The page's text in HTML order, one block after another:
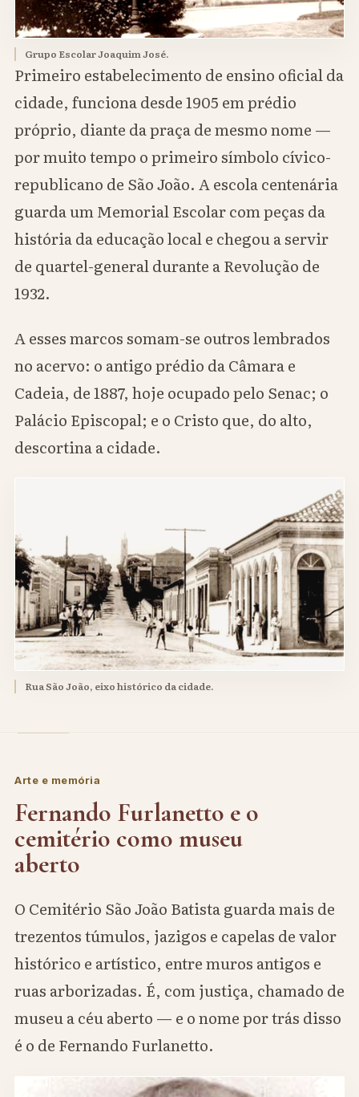
Grupo Escolar Joaquim José.
Primeiro estabelecimento de ensino oficial da
cidade, funciona desde 1905 em prédio
próprio, diante da praça de mesmo nome —
por muito tempo o primeiro símbolo cívico-
republicano de São João. A escola centenária
guarda um Memorial Escolar com peças da
história da educação local e chegou a servir
de quartel-general durante a Revolução de
1932.
A esses marcos somam-se outros lembrados
no acervo: o antigo prédio da Câmara e
Cadeia, de 1887, hoje ocupado pelo Senac; o
Palácio Episcopal; e o Cristo que, do alto,
descortina a cidade.
Rua São João, eixo histórico da cidade.
Arte e memória
Fernando Furlanetto e o
cemitério como museu
aberto
O Cemitério São João Batista guarda mais de
trezentos túmulos, jazigos e capelas de valor
histórico e artístico, entre muros antigos e
ruas arborizadas. É, com justiça, chamado de
museu a céu aberto — e o nome por trás disso
é o de Fernando Furlanetto.